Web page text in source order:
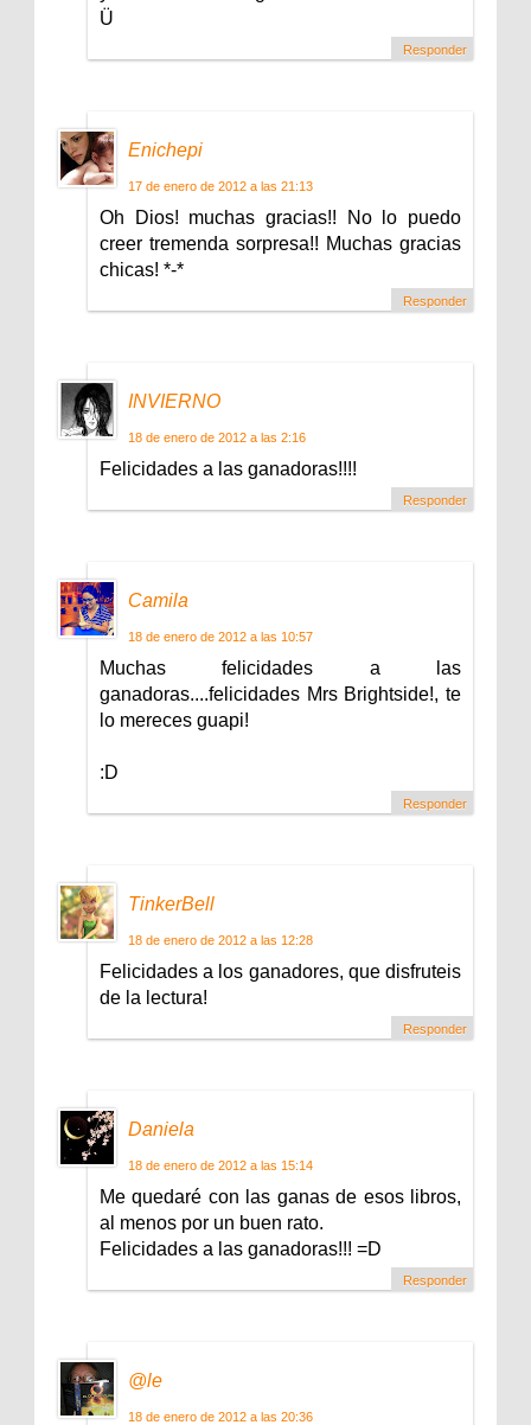
Ü
Responder
Enichepi
17 de enero de 2012 a las 21:13
Oh Dios! muchas gracias!! No lo puedo
creer tremenda sorpresa!! Muchas gracias
chicas! *-*
Responder
INVIERNO
18 de enero de 2012 a las 2:16
Felicidades a las ganadoras!!!!
Responder
Camila
18 de enero de 2012 a las 10:57
Muchas felicidades a las
ganadoras....felicidades Mrs Brightside!, te
lo mereces guapi!
:D
Responder
TinkerBell
18 de enero de 2012 a las 12:28
Felicidades a los ganadores, que disfruteis
de la lectura!
Responder
Daniela
18 de enero de 2012 a las 15:14
Me quedaré con las ganas de esos libros,
al menos por un buen rato.
Felicidades a las ganadoras!!! =D
Responder
@le
18 de enero de 2012 a las 20:36